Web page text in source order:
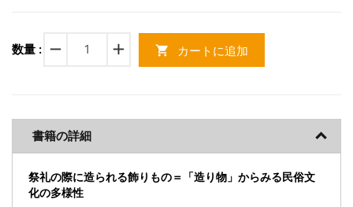
数量 : remove add shopping_cart カートに追加
書籍の詳細
祭礼の際に造られる飾りもの＝「造り物」からみる民俗文
化の多様性